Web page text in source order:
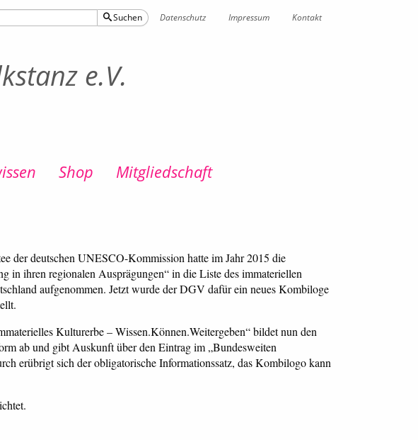
Suchen Datenschutz Impressum Kontakt
e.V.
Shop Mitgliedschaft
der deutschen UNESCO-Kommission hatte im Jahr 2015 die
in ihren regionalen Ausprägungen“ in die Liste des immateriellen
aufgenommen. Jetzt wurde der DGV dafür ein neues Kombiloge
Kulturerbe – Wissen.Können.Weitergeben“ bildet nun den
ab und gibt Auskunft über den Eintrag im „Bundesweiten
erübrigt sich der obligatorische Informationssatz, das Kombilogo kann